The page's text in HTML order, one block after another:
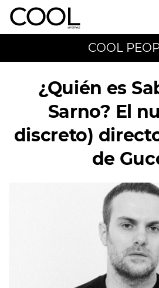
COOL
¿Quién es
Sarno? El
discreto)
de